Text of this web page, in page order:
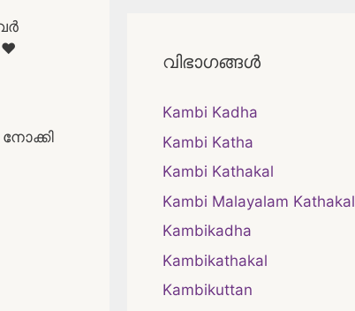
❤️
വിഭാഗങ്ങൾ
Kambi Kadha
Kambi Katha
Kambi Kathakal
Kambi Malayalam Kathakal
Kambikadha
Kambikathakal
Kambikuttan